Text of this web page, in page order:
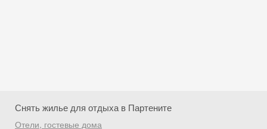
Снять жилье для отдыха в Партените
Отели, гостевые дома